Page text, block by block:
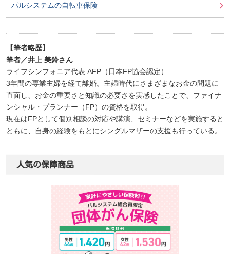
パルシステムの自転車保険
【筆者略歴】
筆者／井上 美鈴さん
ライフシンフォニア代表 AFP（日本FP協会認定）
3年間の専業主婦を経て離婚。主婦時代にさまざまなお金の問題に
直面し、お金の重要さと知識の必要さを実感したことで、ファイナ
ンシャル・プランナー（FP）の資格を取得。
現在はFPとして個別相談の対応や講演、セミナーなどを実施すると
ともに、自身の経験をもとにシングルマザーの支援も行っている。
人気の保障商品